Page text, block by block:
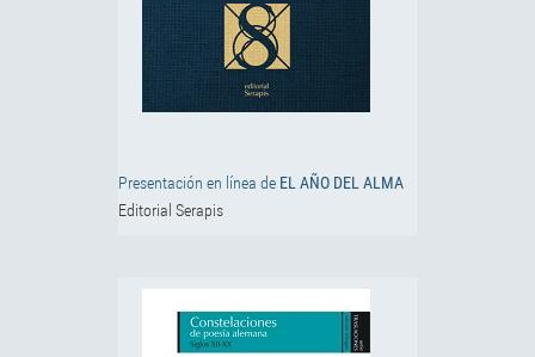
Presentación en línea de EL AÑO DEL ALMA
Editorial Serapis